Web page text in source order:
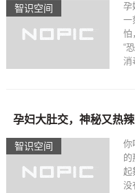
智识空间​
孕
一
怕
“
消
智识空间​
孕妇大肚交，神秘又热
你
的
起
没